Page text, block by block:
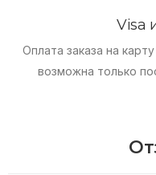
Visa
Оплата заказа на
возможна только